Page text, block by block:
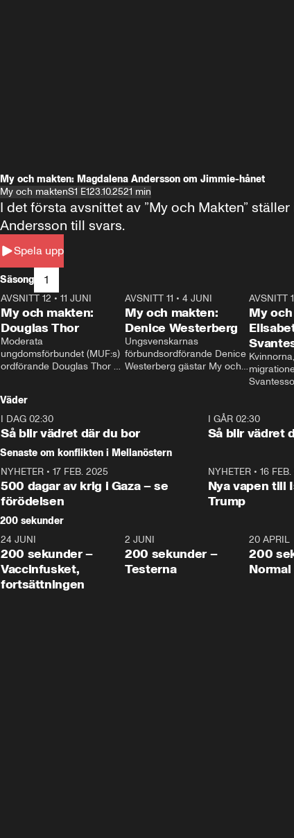
My och makten: Magdalena Andersson om Jimmie-hånet
My och maktenS1 E123.10.2521 min
Spela upp
I det första avsnittet av ”My och Makten”
Andersson till svars.
Säsong 1
26:27
AVSNITT 12 • 11 JUNI
My och makten:
Douglas Thor
Moderata
ungdomsförbundet (MUF:s)
ordförande Douglas Thor
tonårsutvisningarna och hur
Moderaterna ska locka
väljare till valet i höst.
23:40
AVSNITT 11 •4 JUNI
My och makten:
Denice Westerberg
Ungsvenskarnas
förbundsordförande Denice
Westerberg gästar My och
AVSNITT
My
Väder
I DAG 02:30
Så blir vädret där du bor
I GÅR 02:30
Så blir vädret
Senaste om konflikten i Mellanöstern
NYHETER • 17 FEB. 2025
500 dagar av krig i Gaza – se
förödelsen
NYHETER• 16
Nya vapen till
Trump
200 sekunder
5:00
24 JUNI
200 sekunder –
Vaccinfusket,
fortsättningen
4:23
2 JUNI
200 sekunder –
Testerna
20 APRIL
200
Normal